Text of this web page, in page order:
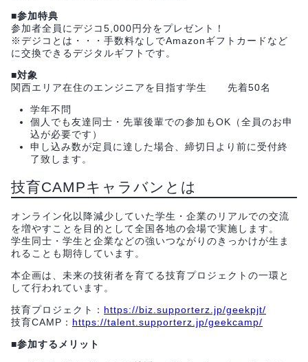
■参加特典
参加者全員にデジコ5,000円分をプレゼント！
※デジコとは・・・手数料なしでAmazonギフトカードなど
に交換できるデジタルギフトです。
■対象
関西エリア在住のエンジニアを目指す学生 先着50名
学年不問
個人でも友達同士・先輩後輩での参加もOK（全員のお申
込が必要です）
申し込み数が定員に達した場合、締切日より前に受付終
了致します。
技育CAMPキャラバンとは
オンライン化以降減少していた学生・企業のリアルでの交流
を増やすことを目的として全国各地の会場で実施します。
学生同士・学生と企業などの強いつながりのきっかけが生ま
れることも期待しています。
本企画は、未来の技術者を育てる技育プロジェクトの一環と
して行われています。
技育プロジェクト： https://biz.supporterz.jp/geekpjt/
技育CAMP： https://talent.supporterz.jp/geekcamp/
■参加するメリット